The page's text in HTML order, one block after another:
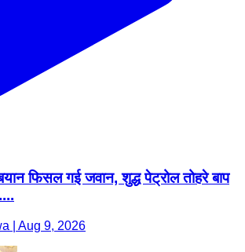
फिसल गई जवान, शुद्ध पेट्रोल तोहरे बाप
| Aug 9, 2026